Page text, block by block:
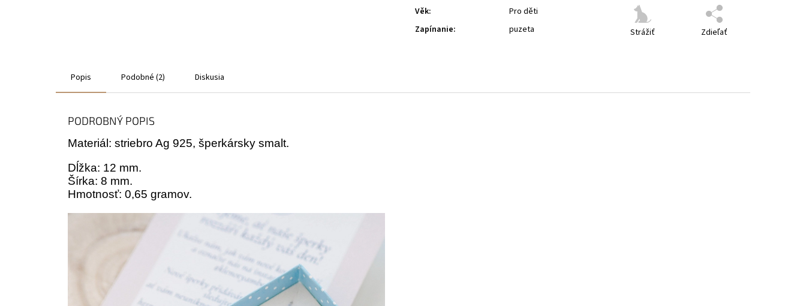
Strážiť Zdieľať
Věk:
Pro děti
Zapínanie: puzeta
Popis Podobné (2) Diskusia
PODROBNÝ POPIS
Materiál: striebro Ag 925, šperkársky smalt.
Dĺžka: 12 mm.
Šírka: 8 mm.
Hmotnosť: 0,65 gramov.